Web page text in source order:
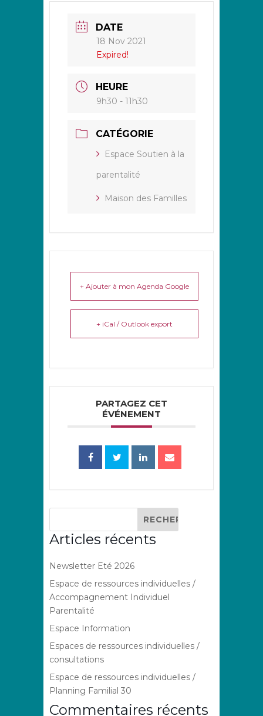
DATE
18 Nov 2021
Expired!
HEURE
9h30 - 11h30
CATÉGORIE
Espace Soutien à la
parentalité
Maison des Familles
+ Ajouter à mon Agenda Google
+ iCal / Outlook export
PARTAGEZ CET
ÉVÉNEMENT
Articles récents
Newsletter Eté 2026
Espace de ressources individuelles /
Accompagnement Individuel
Parentalité
Espace Information
Espaces de ressources individuelles /
consultations
Espace de ressources individuelles /
Planning Familial 30
Commentaires récents